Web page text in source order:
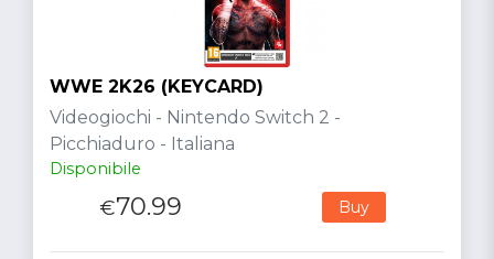
WWE 2K26 (KEYCARD)
Videogiochi - Nintendo Switch 2 -
Picchiaduro - Italiana
Disponibile
€70.99 Buy